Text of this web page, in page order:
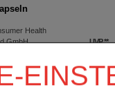
Health
GmbH
UVP**
Sie
29% 32%